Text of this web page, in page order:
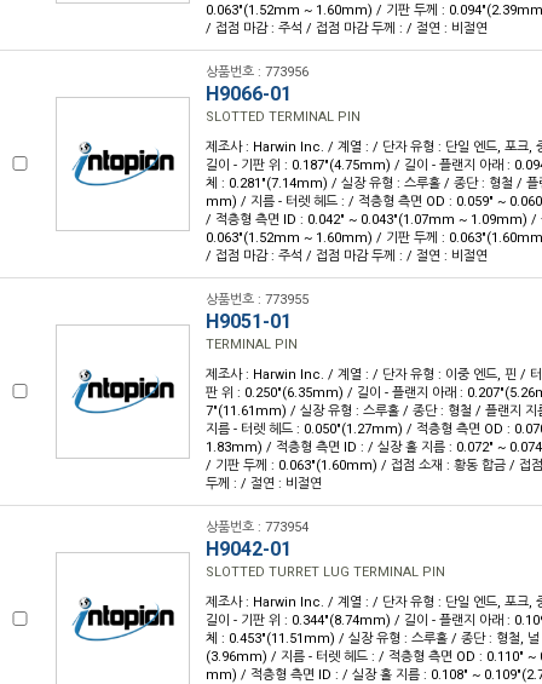
0.063"(1.52mm ~ 1.60mm) / 기판 두께 :
/ 접점 마감 : 주석 / 접점 마감 두께 : / 절연 : 비절연
상품번호 : 773956
H9066-01
SLOTTED TERMINAL PIN
제조사 : Harwin Inc. / 계열 : / 단자 유형 : 단일 엔드, 포크,
길이 - 기판 위 : 0.187"(4.75mm) / 길이 - 플랜지 아래 :
체 : 0.281"(7.14mm) / 실장 유형 : 스루홀 / 종단 : 형철 / 플
mm) / 지름 - 터렛 헤드 : / 적층형 측면 OD : 0.059" ~
/ 적층형 측면 ID : 0.042" ~ 0.043"(1.07mm ~ 1.09mm) /
0.063"(1.52mm ~ 1.60mm) / 기판 두께 :
/ 접점 마감 : 주석 / 접점 마감 두께 : / 절연 : 비절연
상품번호 : 773955
H9051-01
TERMINAL PIN
제조사 : Harwin Inc. / 계열 : / 단자 유형 : 이중 엔드, 핀 /
판 위 : 0.250"(6.35mm) / 길이 - 플랜지 아래 :
7"(11.61mm) / 실장 유형 : 스루홀 / 종단 : 형철 / 플랜지
지름 - 터렛 헤드 : 0.050"(1.27mm) / 적층형 측면 OD :
1.83mm) / 적층형 측면 ID : / 실장 홀 지름 : 0.072" ~
/ 기판 두께 : 0.063"(1.60mm) / 접점 소재 : 황동 합금 / 접
두께 : / 절연 : 비절연
상품번호 : 773954
H9042-01
SLOTTED TURRET LUG TERMINAL PIN
제조사 : Harwin Inc. / 계열 : / 단자 유형 : 단일 엔드, 포크,
길이 - 기판 위 : 0.344"(8.74mm) / 길이 - 플랜지 아래 :
체 : 0.453"(11.51mm) / 실장 유형 : 스루홀 / 종단 : 형철,
(3.96mm) / 지름 - 터렛 헤드 : / 적층형 측면 OD : 0.110"
mm) / 적층형 측면 ID : / 실장 홀 지름 : 0.108" ~